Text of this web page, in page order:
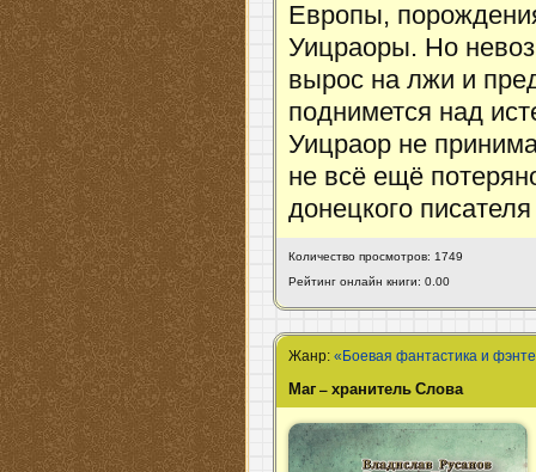
Европы,
Уицраоры. Но
вырос на лжи и
поднимется над
Уицраор не
не всё ещё
донецкого
Количество просмотров: 1749
Рейтинг онлайн книги: 0.00
Жанр:«Боевая фантастика и
Маг – хранитель Слова